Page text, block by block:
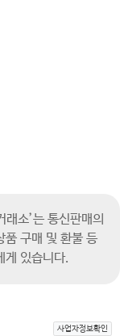
소’는 통신판매의
품 구매 및 환불 등
게 있습니다.
사업자정보확인